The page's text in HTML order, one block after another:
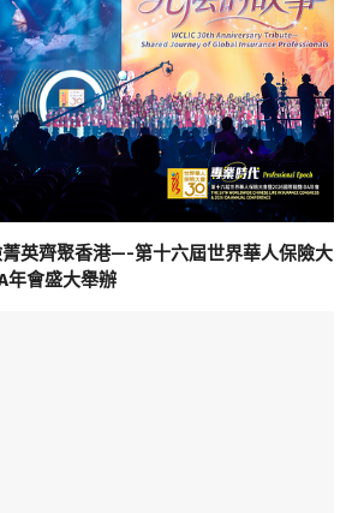
英齊聚香港—-第十六屆世界華人保險大
年會盛大舉辦